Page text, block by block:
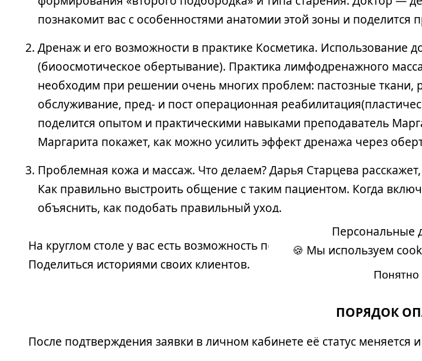
познакомит вас с особенностями анатомии этой зоны и
Дренаж и его возможности в практике Косметика. Использование
(биоосмотическое обертывание). Практика лимфодренажного
необходим при решении очень многих проблем: пастозные ткани,
обслуживание, пред- и пост операционная
поделится опытом и практическими навыками преподаватель
Маргарита покажет, как можно усилить эффект дренажа через
Проблемная кожа и массаж. Что делаем? Дарья Старцева
Как правильно выстроить общение с таким пациентом. Когда
объяснить, как подобать правильный уход.
На круглом столе у вас есть возможность послушать, поспорить,
Поделиться историями своих клиентов.
ПОРЯДОК
После подтверждения заявки в личном кабинете её статус меняется
Персональные
🍪 Мы используем
Понятно